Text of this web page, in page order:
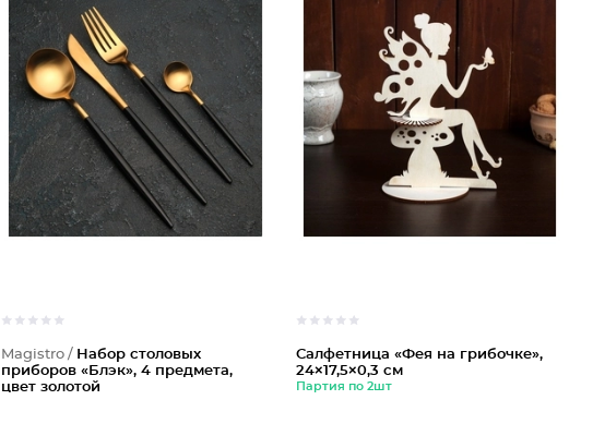
Magistro / Набор столовых
приборов «Блэк», 4 предмета,
цвет золотой
Салфетница «Фея на грибочке»,
24×17,5×0,3 см
Партия по 2шт